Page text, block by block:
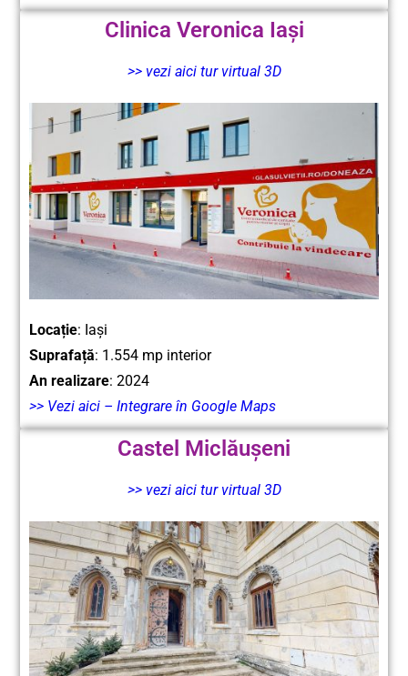
Clinica Veronica Iași
>> vezi aici tur virtual 3D
Locație: Iași
Suprafață: 1.554 mp interior
An realizare: 2024
>> Vezi aici – Integrare în Google Maps
Castel Miclăușeni
>> vezi aici tur virtual 3D